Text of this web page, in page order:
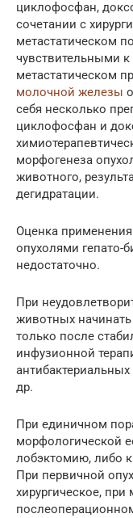
циклофосфан,
сочетании с
метастатическом
чувствительными
метастатическом
молочной железы
себя несколько
циклофосфан и
морфогенеза
животного,
дегидратации.
Оценка
опухолями гепато-
недостаточно.
При
животных начинать
только после
инфузионной
антибактериальных
др.
При единичном
морфологической
лобэктомию, либо
При первичной
хирургическое,